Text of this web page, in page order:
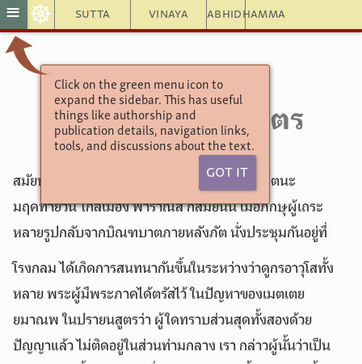
Sutta Vinaya Abhidhamma
≡ ☸
Click on the green menu icon to
expand the sidebar. This has useful
things like authorship and
publication details, navigation links,
tools, and discussions about the text.
Got It
อังคุตตรนิกาย
6.61. ๗. ปรายนสูตร
สมัยหนึ่ง พระผู้มีพระภาคประทับอยู่ ณ ป่าอิสิปตนะ
มฤคทายวัน ใกล้เมือง พาราณสี ก็สมัยนั้น เมื่อภิกษุผู้เถระ
หลายรูปกลับจากบิณฑบาตภายหลังภัต นั่งประชุมกันอยู่ที่
โรงกลม ได้เกิดการสนทนากันขึ้นในระหว่างว่าดูกรอาวุโสทั้ง
หลาย พระผู้มีพระภาคได้ตรัสไว้ ในปัญหาของเมตเตย
ยมาณพ ในปรายนสูตรว่า ผู้ใดทราบส่วนสุดทั้งสองด้วย
ปัญญาแล้ว ไม่ติดอยู่ในส่วนท่ามกลาง เรา กล่าวผู้นั้นว่าเป็น